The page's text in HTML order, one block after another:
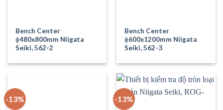
Bench Center
ɸ480x800mm Niigata
Seiki, 562-2
Bench Center
ɸ600x1200mm Niigata
Seiki, 562-3
-13% -13%